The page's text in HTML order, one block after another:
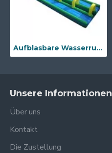
Aufblasbare Wasserrutschen Für Kinder Und Erwachsene
Unsere Informationen
Über uns
Kontakt
Die Zustellung